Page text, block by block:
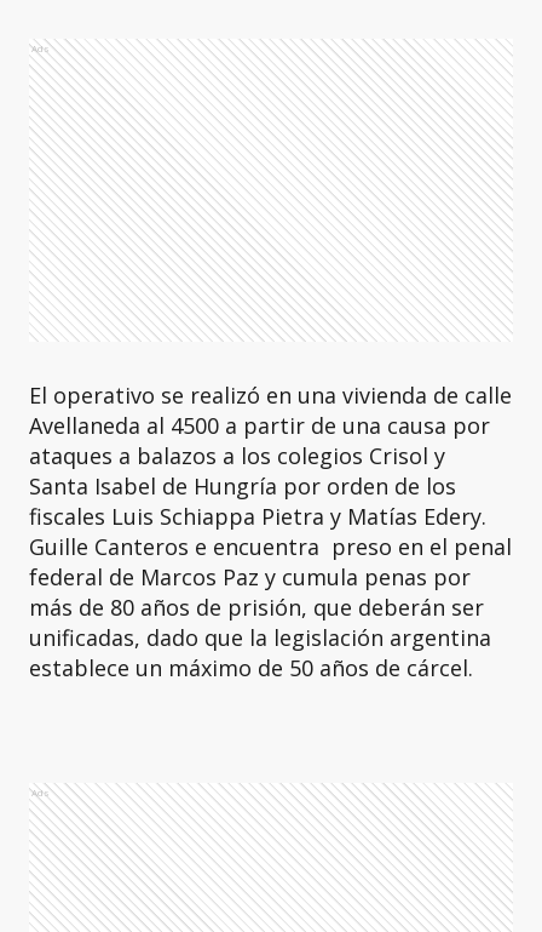
Ads
El operativo se realizó en una vivienda de calle
Avellaneda al 4500 a partir de una causa por
ataques a balazos a los colegios Crisol y
Santa Isabel de Hungría por orden de los
fiscales Luis Schiappa Pietra y Matías Edery.
Guille Canteros e encuentra preso en el penal
federal de Marcos Paz y cumula penas por
más de 80 años de prisión, que deberán ser
unificadas, dado que la legislación argentina
establece un máximo de 50 años de cárcel.
Ads